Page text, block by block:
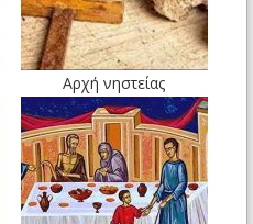
Αρχή νηστείας